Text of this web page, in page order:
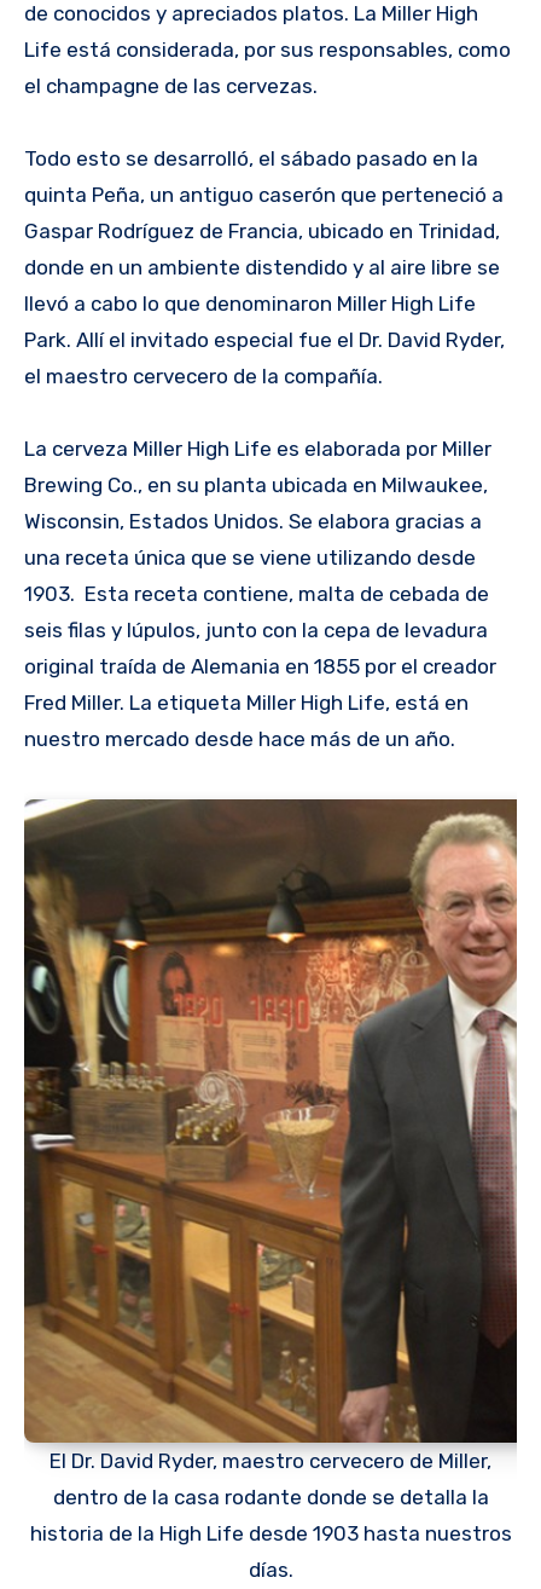
de conocidos y apreciados platos. La Miller High
Life está considerada, por sus responsables, como
el champagne de las cervezas.
Todo esto se desarrolló, el sábado pasado en la
quinta Peña, un antiguo caserón que perteneció a
Gaspar Rodríguez de Francia, ubicado en Trinidad,
donde en un ambiente distendido y al aire libre se
llevó a cabo lo que denominaron Miller High Life
Park. Allí el invitado especial fue el Dr. David Ryder,
el maestro cervecero de la compañía.
La cerveza Miller High Life es elaborada por Miller
Brewing Co., en su planta ubicada en Milwaukee,
Wisconsin, Estados Unidos. Se elabora gracias a
una receta única que se viene utilizando desde
1903. Esta receta contiene, malta de cebada de
seis filas y lúpulos, junto con la cepa de levadura
original traída de Alemania en 1855 por el creador
Fred Miller. La etiqueta Miller High Life, está en
nuestro mercado desde hace más de un año.
El Dr. David Ryder, maestro cervecero de Miller,
dentro de la casa rodante donde se detalla la
historia de la High Life desde 1903 hasta nuestros
días.